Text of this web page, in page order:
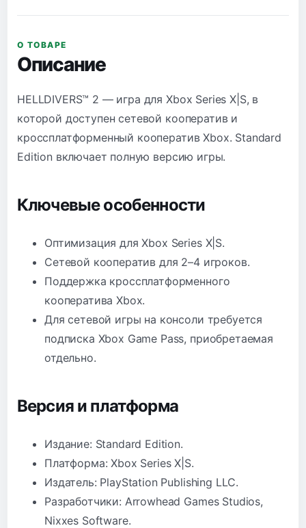
О ТОВАРЕ
Описание
HELLDIVERS™ 2 — игра для Xbox Series X|S, в
которой доступен сетевой кооператив и
кроссплатформенный кооператив Xbox. Standard
Edition включает полную версию игры.
Ключевые особенности
Оптимизация для Xbox Series X|S.
Сетевой кооператив для 2–4 игроков.
Поддержка кроссплатформенного
кооператива Xbox.
Для сетевой игры на консоли требуется
подписка Xbox Game Pass, приобретаемая
отдельно.
Версия и платформа
Издание: Standard Edition.
Платформа: Xbox Series X|S.
Издатель: PlayStation Publishing LLC.
Разработчики: Arrowhead Games Studios,
Nixxes Software.